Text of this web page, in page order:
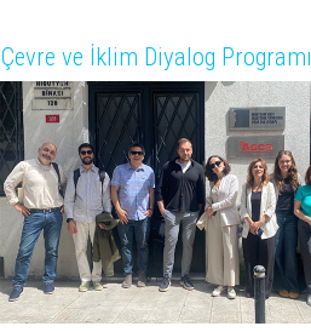
Çevre ve İklim Diyalog Programı